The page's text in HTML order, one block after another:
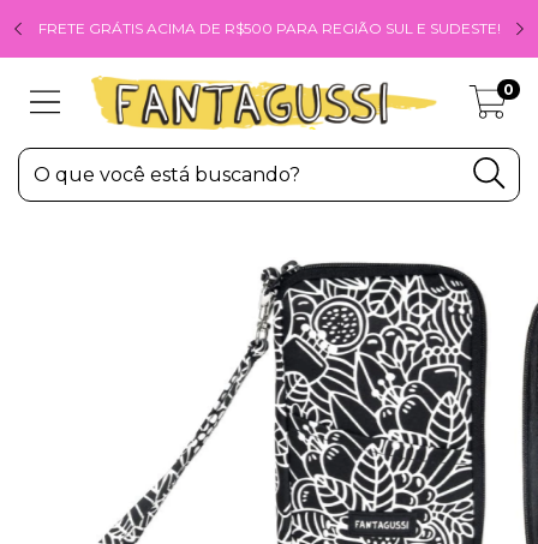
FRETE GRÁTIS ACIMA DE R$500 PARA REGIÃO SUL E SUDESTE!
0